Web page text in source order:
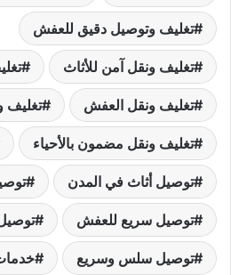
تغليف وتوصيل دقيق للعفش
تغليف ونقل آمن للأثاث
تغليف ونقل العفش تغليف
تغليف ونقل مضمون بالأحياء
توصيل أثاث في المدن
توصيل سريع للعفش
توصيل سلس وسريع